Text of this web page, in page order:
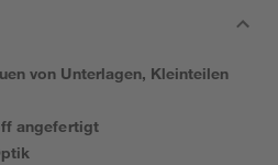
von Unterlagen, Kleinteilen
angefertigt